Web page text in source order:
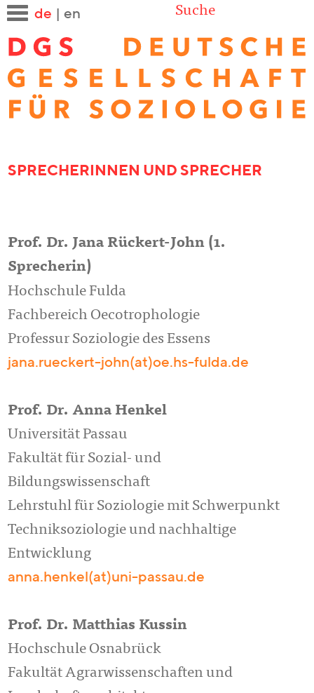
de en Suche
SPRECHERINNEN UND SPRECHER
Prof. Dr. Jana Rückert-John (1.
Sprecherin)
Hochschule Fulda
Fachbereich Oecotrophologie
Professur Soziologie des Essens
jana.rueckert-john(at)oe.hs-fulda.de
Prof. Dr. Anna Henkel
Universität Passau
Fakultät für Sozial- und
Bildungswissenschaft
Lehrstuhl für Soziologie mit Schwerpunkt
Techniksoziologie und nachhaltige
Entwicklung
anna.henkel(at)uni-passau.de
Prof. Dr. Matthias Kussin
Hochschule Osnabrück
Fakultät Agrarwissenschaften und